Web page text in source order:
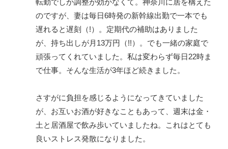
転勤でしか調整が効かなくて。神奈川に居を構えた
のですが、妻は毎日6時発の新幹線出勤で一本でも
遅れると遅刻（!）。定期代の補助はありました
が、持ち出しが月13万円（!!）。でも一緒の家庭で
頑張ってくれていました。私は変わらず毎日22時ま
で仕事。そんな生活が3年ほど続きました。
さすがに負担を感じるようになってきていました
が、お互いお酒が好きなこともあって、週末は金・
土と居酒屋で飲み歩いていましたね。これはとても
良いストレス発散になりました。